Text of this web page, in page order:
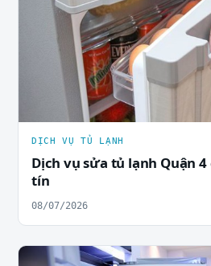
DỊCH VỤ TỦ LẠNH
Dịch vụ sửa tủ lạnh Quận
tín
08/07/2026